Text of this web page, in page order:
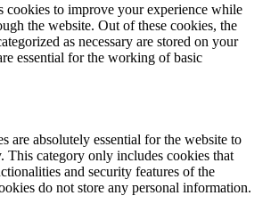
cookies to improve your experience while
the website. Out of these cookies, the
as necessary are stored on your
essential for the working of basic
are absolutely essential for the website to
This category only includes cookies that
and security features of the
do not store any personal information.